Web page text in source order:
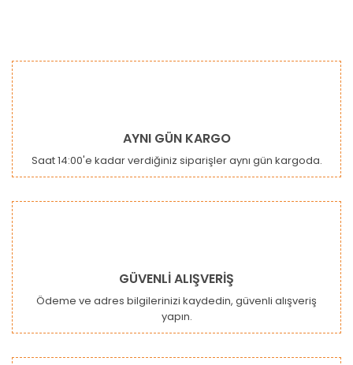
Bu ürüne ilk yorumu siz yapın!
Ürün açıklamasında eksik bilgiler bulunuyor.
Ürün bilgilerinde hatalar bulunuyor.
Gönder
AYNI GÜN KARGO
Saat 14:00'e kadar verdiğiniz siparişler aynı gün kargoda.
GÜVENLİ ALIŞVERİŞ
Ödeme ve adres bilgilerinizi kaydedin, güvenli alışveriş
yapın.